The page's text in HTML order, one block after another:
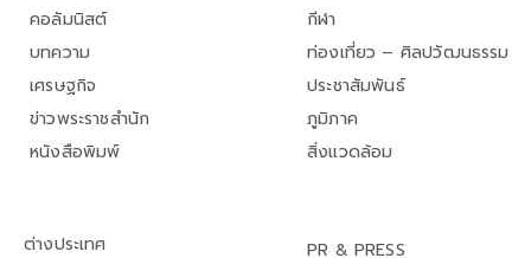
คอลัมนิสต์
บทความ
เศรษฐกิจ
ข่าวพระราชสำนัก
หนังสือพิมพ์
กีฬา
ท่องเที่ยว – ศิลปวัฒนธรรม
ประชาสัมพันธ์
ภูมิภาค
สิ่งแวดล้อม
ต่างประเทศ
PR & PRESS